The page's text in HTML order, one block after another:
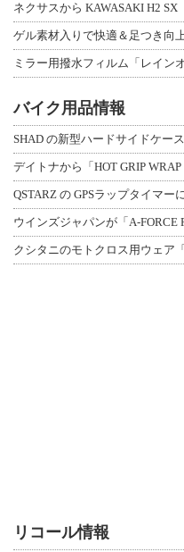
ネクサスから KAWASAKI H2
バイク用品情報
SHAD の新型ハードサイドケー
デイトナから「HOT GRIP
QSTARZ の GPSラップタイマー
ウインズジャパンが「A-FORCE
リコール情報